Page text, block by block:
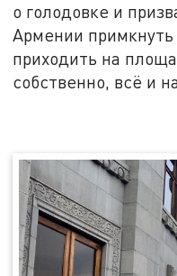
о голодовке и
Армении
приходить на
собственно, всё и